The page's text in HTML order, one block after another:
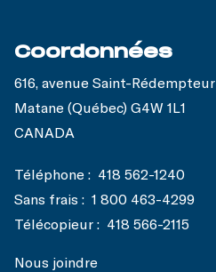
Coordonnées
616, avenue Saint-Rédempteur
Matane (Québec) G4W 1L1
CANADA
Téléphone : 418 562-1240
Sans frais : 1 800 463-4299
Télécopieur : 418 566-2115
Nous joindre